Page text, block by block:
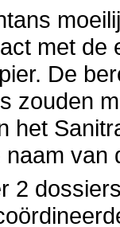
met de
De
zouden
het
van
2